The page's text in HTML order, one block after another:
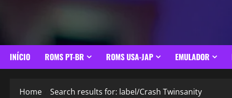
INÍCIO ROMS PT-BR ROMS USA-JAP EMULADOR
Home Search results for: label/Crash Twinsanity